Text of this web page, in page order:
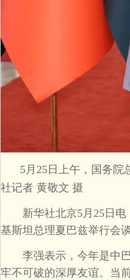
5月25日上午，国务院
社记者 黄敬文 摄
新华社北京5月25日电
基斯坦总理夏巴兹举行会谈
李强表示，今年是中巴
牢不可破的深厚友谊。当